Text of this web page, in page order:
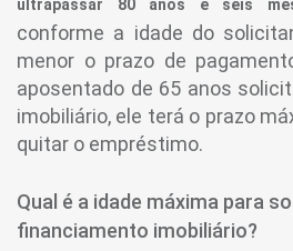
ultrapassar 80 anos e seis
conforme a idade do
menor o prazo de
aposentado de 65 anos
imobiliário, ele terá o prazo
quitar o empréstimo.
Qual é a idade máxima para
financiamento imobiliário?